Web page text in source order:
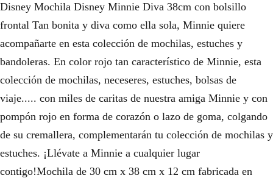
Disney Mochila Disney Minnie Diva 38cm con bolsillo
frontal Tan bonita y diva como ella sola, Minnie quiere
acompañarte en esta colección de mochilas, estuches y
bandoleras. En color rojo tan característico de Minnie, esta
colección de mochilas, neceseres, estuches, bolsas de
viaje..... con miles de caritas de nuestra amiga Minnie y con
pompón rojo en forma de corazón o lazo de goma, colgando
de su cremallera, complementarán tu colección de mochilas y
estuches. ¡Llévate a Minnie a cualquier lugar
contigo!Mochila de 30 cm x 38 cm x 12 cm fabricada en